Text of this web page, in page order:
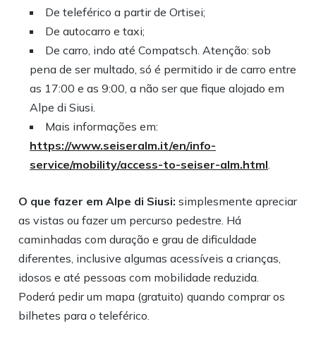
De teleférico a partir de Ortisei;
De autocarro e taxi;
De carro, indo até Compatsch. Atenção: sob
pena de ser multado, só é permitido ir de carro entre
as 17:00 e as 9:00, a não ser que fique alojado em
Alpe di Siusi.
Mais informações em:
https://www.seiseralm.it/en/info-
service/mobility/access-to-seiser-alm.html.
O que fazer em Alpe di Siusi:simplesmente apreciar
as vistas ou fazer um percurso pedestre. Há
caminhadas com duração e grau de dificuldade
diferentes, inclusive algumas acessíveis a crianças,
idosos e até pessoas com mobilidade reduzida.
Poderá pedir um mapa (gratuito) quando comprar os
bilhetes para o teleférico.